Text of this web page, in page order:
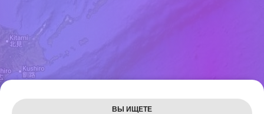
Leaflet
ВЫ ИЩЕТЕ